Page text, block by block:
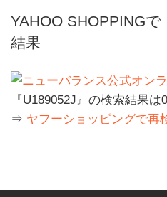
YAHOO SHOPPING
結果
『U189052J』の検索結果は
⇒ ヤフーショッピングで再